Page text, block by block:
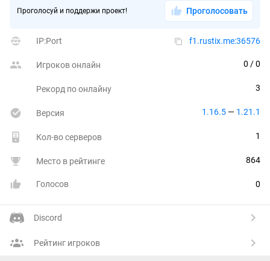
Проголосуй и поддержи проект! Проголосовать
IP:Port f1.rustix.me:36576
Игроков онлайн 0 / 0
Рекорд по онлайну 3
Версия 1.16.5 — 1.21.1
Кол-во серверов 1
Место в рейтинге 864
Голосов 0
Discord
Рейтинг игроков